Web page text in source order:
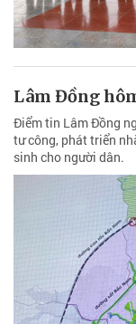
Lâm Đồng
Điểm tin Lâm Đồng
tư công, phát triển
sinh cho người dân.